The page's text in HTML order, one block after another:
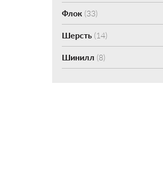
Флок (33)
Шерсть(14)
Шинилл (8)